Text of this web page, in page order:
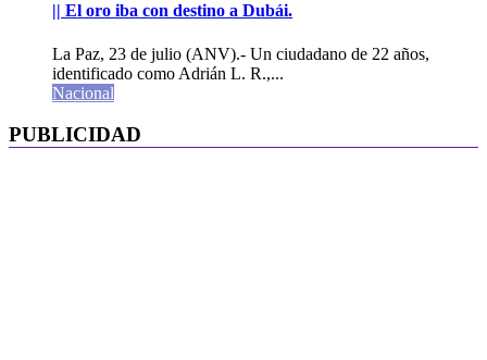
|| El oro iba con destino a Dubái.
La Paz, 23 de julio (ANV).- Un ciudadano de 22 años,
identificado como Adrián L. R.,...
Nacional
PUBLICIDAD